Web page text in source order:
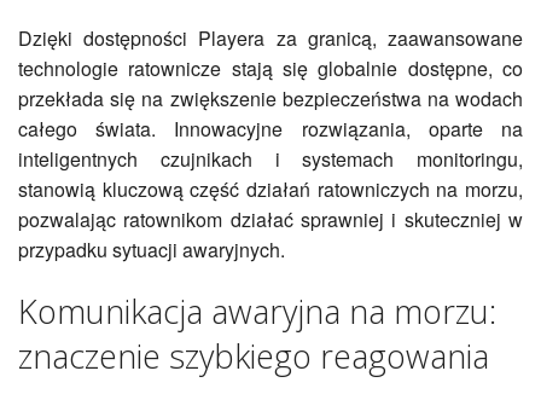
Dzięki dostępności Playera za granicą, zaawansowane
technologie ratownicze stają się globalnie dostępne, co
przekłada się na zwiększenie bezpieczeństwa na wodach
całego świata. Innowacyjne rozwiązania, oparte na
inteligentnych czujnikach i systemach monitoringu,
stanowią kluczową część działań ratowniczych na morzu,
pozwalając ratownikom działać sprawniej i skuteczniej w
przypadku sytuacji awaryjnych.
Komunikacja awaryjna na morzu:
znaczenie szybkiego reagowania